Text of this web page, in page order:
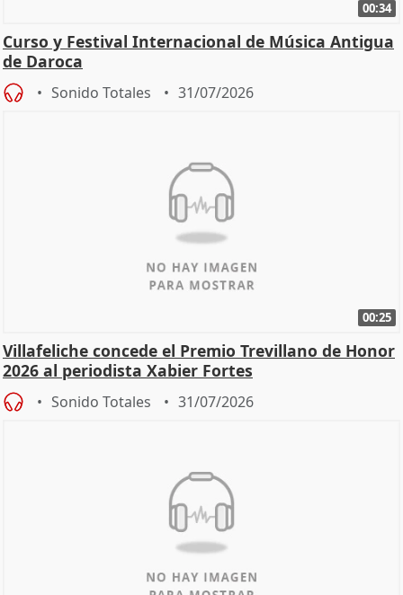
00:34
Curso y Festival Internacional de Música Antigua
de Daroca
Sonido Totales 31/07/2026
00:25
Villafeliche concede el Premio Trevillano de Honor
2026 al periodista Xabier Fortes
Sonido Totales 31/07/2026